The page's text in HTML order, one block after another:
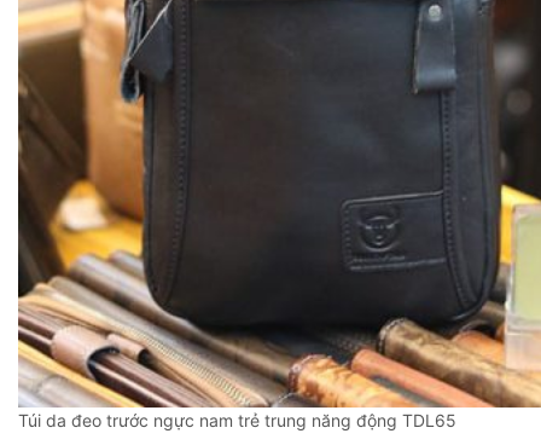
Túi da đeo trước ngực nam trẻ trung năng động TDL65